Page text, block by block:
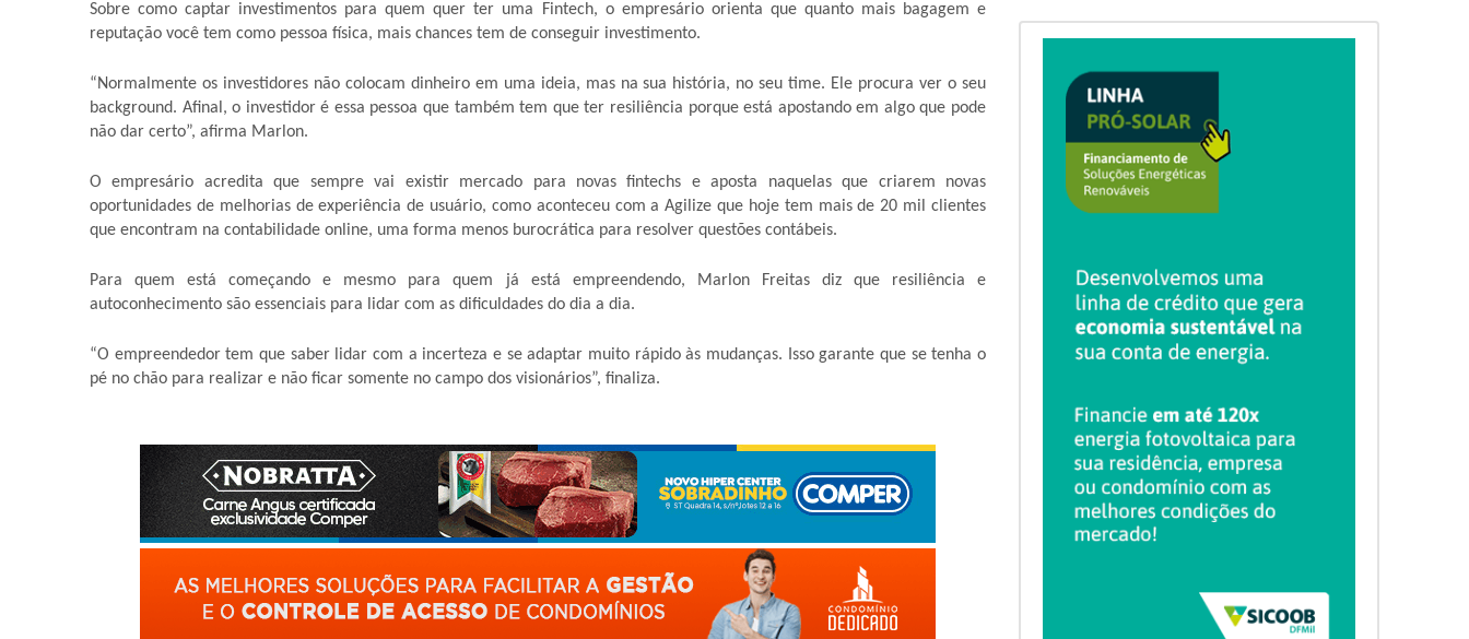
Sobre como captar investimentos para quem quer ter uma Fintech, o empresário orienta que quanto mais bagagem e
reputação você tem como pessoa física, mais chances tem de conseguir investimento.
“Normalmente os investidores não colocam dinheiro em uma ideia, mas na sua história, no seu time. Ele procura ver o seu
background. Afinal, o investidor é essa pessoa que também tem que ter resiliência porque está apostando em algo que pode
não dar certo”, afirma Marlon.
O empresário acredita que sempre vai existir mercado para novas fintechs e aposta naquelas que criarem novas
oportunidades de melhorias de experiência de usuário, como aconteceu com a Agilize que hoje tem mais de 20 mil clientes
que encontram na contabilidade online, uma forma menos burocrática para resolver questões contábeis.
Para quem está começando e mesmo para quem já está empreendendo, Marlon Freitas diz que resiliência e
autoconhecimento são essenciais para lidar com as dificuldades do dia a dia.
“O empreendedor tem que saber lidar com a incerteza e se adaptar muito rápido às mudanças. Isso garante que se tenha o
pé no chão para realizar e não ficar somente no campo dos visionários”, finaliza.